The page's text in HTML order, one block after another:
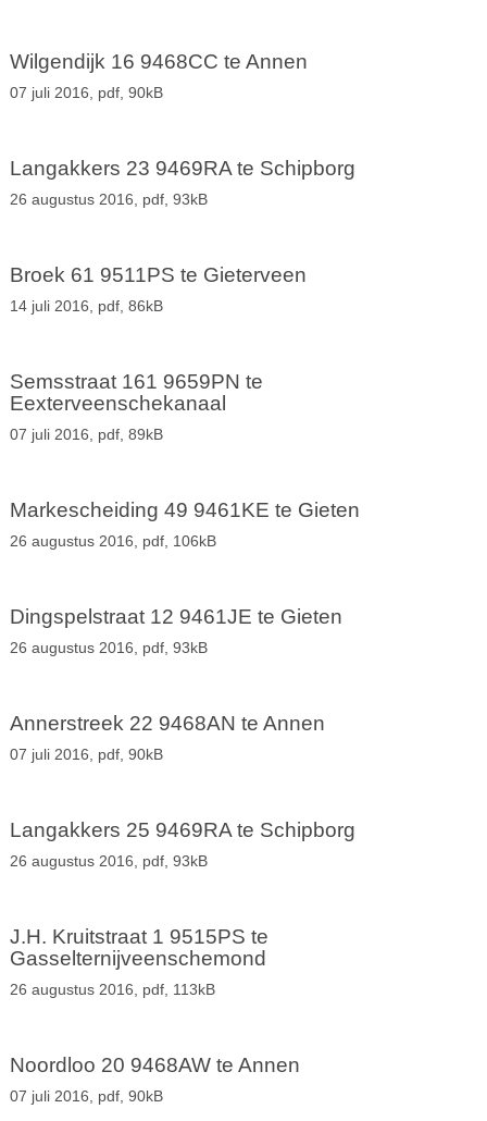
Wilgendijk 16 9468CC te Annen
07 juli 2016, pdf, 90kB
Langakkers 23 9469RA te Schipborg
26 augustus 2016, pdf, 93kB
Broek 61 9511PS te Gieterveen
14 juli 2016, pdf, 86kB
Semsstraat 161 9659PN te
Eexterveenschekanaal
07 juli 2016, pdf, 89kB
Markescheiding 49 9461KE te Gieten
26 augustus 2016, pdf, 106kB
Dingspelstraat 12 9461JE te Gieten
26 augustus 2016, pdf, 93kB
Annerstreek 22 9468AN te Annen
07 juli 2016, pdf, 90kB
Langakkers 25 9469RA te Schipborg
26 augustus 2016, pdf, 93kB
J.H. Kruitstraat 1 9515PS te
Gasselternijveenschemond
26 augustus 2016, pdf, 113kB
Noordloo 20 9468AW te Annen
07 juli 2016, pdf, 90kB